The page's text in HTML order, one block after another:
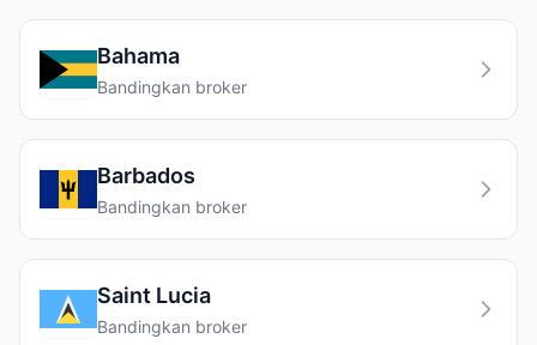
Bahama
Bandingkan broker
Barbados
Bandingkan broker
Saint Lucia
Bandingkan broker